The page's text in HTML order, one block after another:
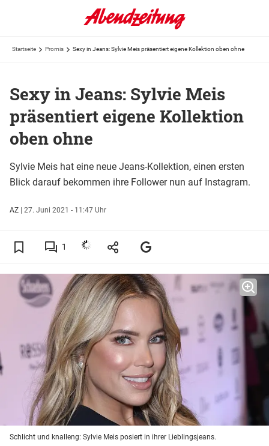
Startseite Promis Sexy in Jeans: Sylvie Meis präsentiert eigene Kollektion oben ohne
Sexy in Jeans: Sylvie Meis
präsentiert eigene Kollektion
oben ohne
Sylvie Meis hat eine neue Jeans-Kollektion, einen ersten
Blick darauf bekommen ihre Follower nun auf Instagram.
AZ | 27. Juni 2021 - 11:47 Uhr
1
Schlicht und knalleng: Sylvie Meis posiert in ihrer Lieblingsjeans.